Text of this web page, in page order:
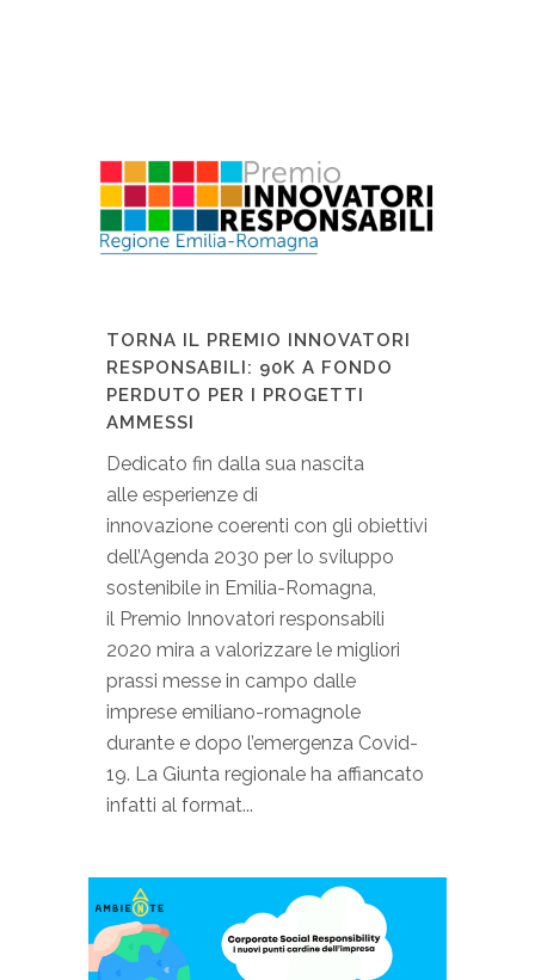
TORNA IL PREMIO INNOVATORI
RESPONSABILI: 90K A FONDO
PERDUTO PER I PROGETTI
AMMESSI
Dedicato fin dalla sua nascita
alle esperienze di
innovazione coerenti con gli obiettivi
dell’Agenda 2030 per lo sviluppo
sostenibile in Emilia-Romagna,
il Premio Innovatori responsabili
2020 mira a valorizzare le migliori
prassi messe in campo dalle
imprese emiliano-romagnole
durante e dopo l’emergenza Covid-
19. La Giunta regionale ha affiancato
infatti al format...